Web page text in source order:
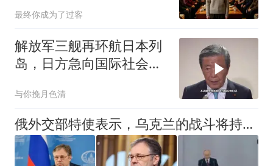
最终你成为了过客
解放军三舰再环航日本列
岛，日方急向国际社会告
与你挽月色清
俄外交部特使表示，乌克兰的战斗将持续下去，需要做好打持久战的准备